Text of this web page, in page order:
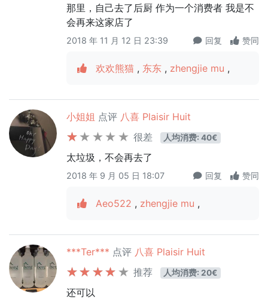
那里，自己去了后厨 作为一个消费者 我是不
会再来这家店了
2018 年 11 月 12 日 23:39 回复 赞同
欢欢熊猫 , 东东 , zhengjie mu ,
小姐姐 点评 八喜 Plaisir Huit
很差
人均消费: 40€
太垃圾，不会再去了
2018 年 9 月 05 日 18:07 回复 赞同
Aeo522 , zhengjie mu ,
***Ter*** 点评 八喜 Plaisir Huit
推荐
人均消费: 20€
还可以